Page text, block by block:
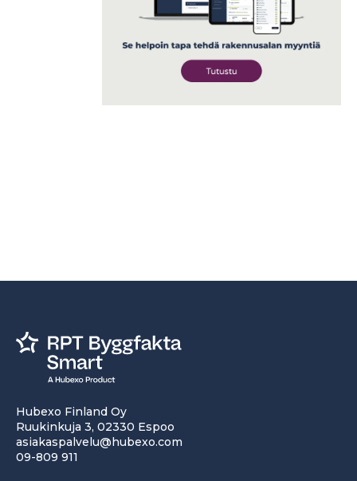
Hubexo Finland Oy
Ruukinkuja 3, 02330 Espoo
asiakaspalvelu@hubexo.com
09-809 911